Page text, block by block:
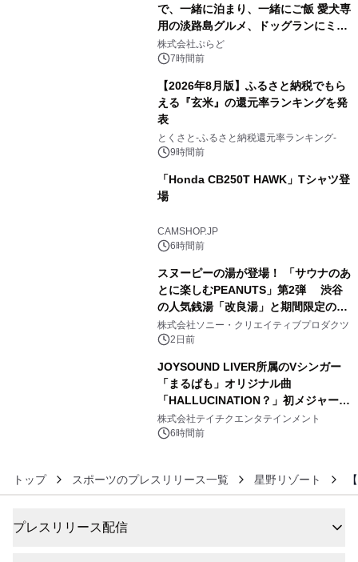
で、一緒に泊まり、一緒にご飯 愛犬専
用の淡路島グルメ、ドッグランにミニ
プール グランピングとトレーラーハウ
スの2施設で
株式会社ぷらど
7時間前
【2026年8月版】ふるさと納税でもら
える『玄米』の還元率ランキングを発
表
とくさと-ふるさと納税還元率ランキング-
9時間前
「Honda CB250T HAWK」Tシャツ登
場
CAMSHOP.JP
6時間前
スヌーピーの湯が登場！ 「サウナのあ
とに楽しむPEANUTS」第2弾 渋谷
の人気銭湯「改良湯」と期間限定のコ
ラボレーション サウナイキタイコラ
ボグッズも発売決定！
株式会社ソニー・クリエイティブプロダクツ
2日前
JOYSOUND LIVER所属のVシンガー
「まるぱも」オリジナル曲
「HALLUCINATION？」初メジャー配
信リリース決定！
株式会社テイチクエンタテインメント
6時間前
トップ スポーツのプレスリリース一覧 星野リゾート
プレスリリース配信